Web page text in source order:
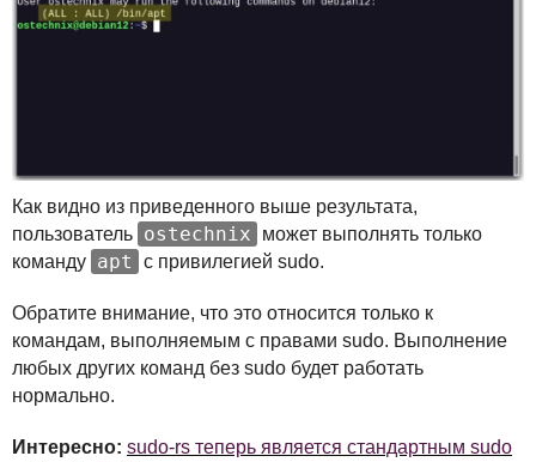
Как видно из приведенного выше результата,
пользователь ostechnix
может выполнять только
команду apt с привилегией sudo.
Обратите внимание, что это относится только к
командам, выполняемым с правами sudo. Выполнение
любых других команд без sudo будет работать
нормально.
Интересно: sudo-rs теперь является стандартным sudo